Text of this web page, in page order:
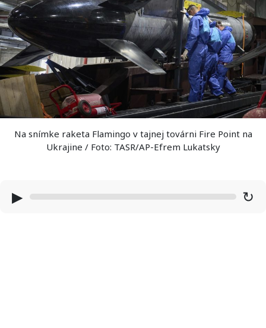
Na snímke raketa Flamingo v tajnej továrni Fire Point na
Ukrajine / Foto: TASR/AP-Efrem Lukatsky
▶ ↻